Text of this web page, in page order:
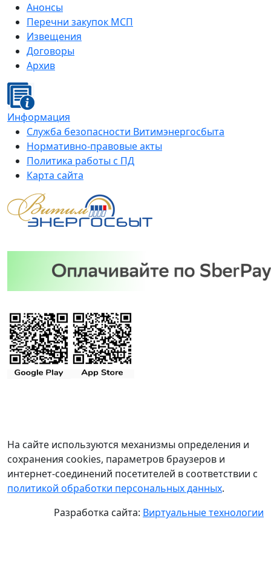
Анонсы
Перечни закупок МСП
Извещения
Договоры
Архив
Информация
Служба безопасности Витимэнергосбыта
Нормативно-правовые акты
Политика работы с ПД
Карта сайта
На сайте используются механизмы определения и
сохранения cookies, параметров браузеров и
интернет-соединений посетителей в соответствии с
политикой обработки персональных данных.
Разработка сайта: Виртуальные технологии